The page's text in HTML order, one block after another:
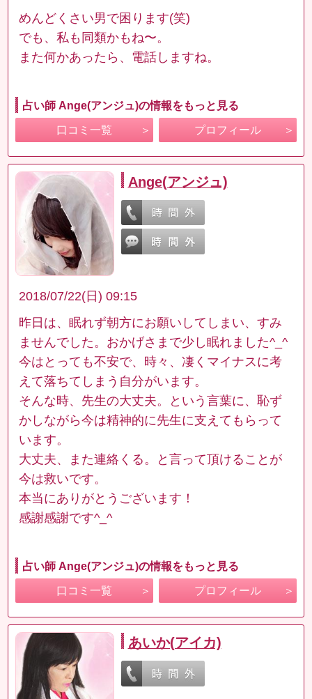
めんどくさい男で困ります(笑)
でも、私も同類かもね〜。
また何かあったら、電話しますね。
占い師 Ange(アンジュ)の情報をもっと見る
口コミ一覧 プロフィール
Ange(アンジュ)
2018/07/22(日) 09:15
昨日は、眠れず朝方にお願いしてしまい、すみ
ませんでした。おかげさまで少し眠れました^_^
今はとっても不安で、時々、凄くマイナスに考
えて落ちてしまう自分がいます。
そんな時、先生の大丈夫。という言葉に、恥ず
かしながら今は精神的に先生に支えてもらって
います。
大丈夫、また連絡くる。と言って頂けることが
今は救いです。
本当にありがとうございます！
感謝感謝です^_^
占い師 Ange(アンジュ)の情報をもっと見る
口コミ一覧 プロフィール
あいか(アイカ)